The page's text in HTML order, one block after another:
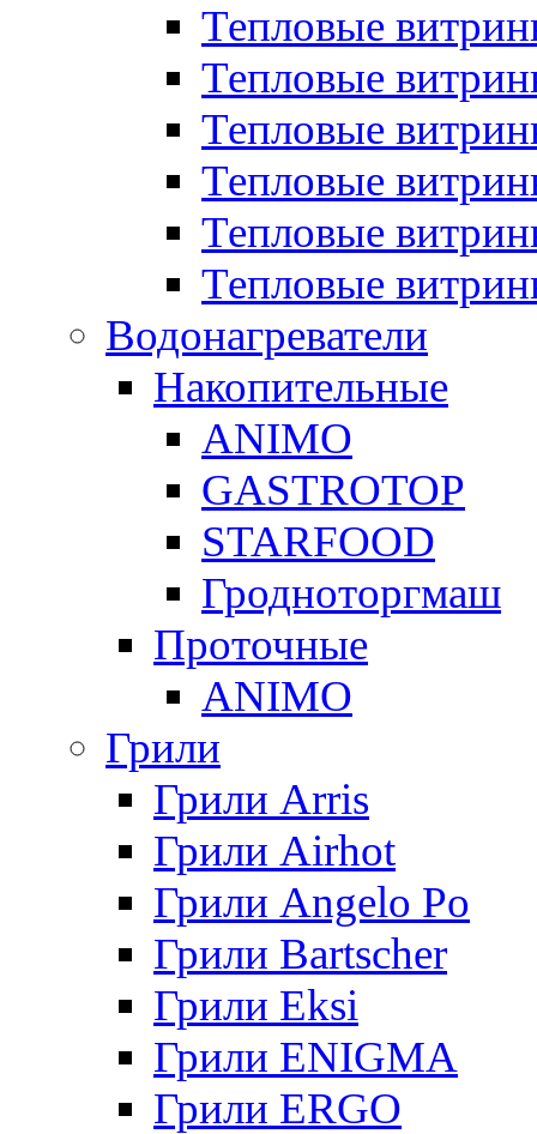
Тепловые
Тепловые
Тепловые
Тепловые
Тепловые
Тепловые
Водонагреватели
Накопительные
ANIMO
GASTROTOP
STARFOOD
Гродноторгмаш
Проточные
ANIMO
Грили
Грили Arris
Грили Airhot
Грили Angelo Po
Грили Bartscher
Грили Eksi
Грили ENIGMA
Грили ERGO